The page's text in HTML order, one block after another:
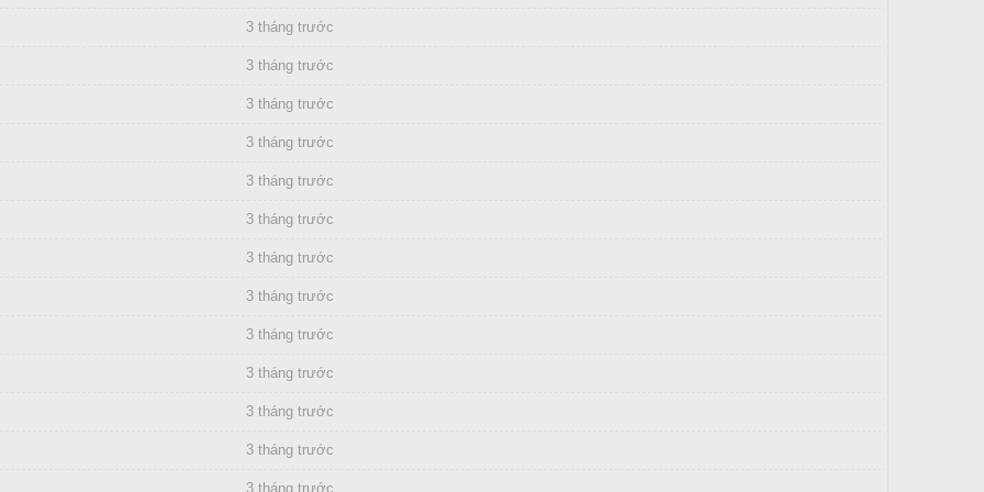
3 tháng trước
3 tháng trước
3 tháng trước
3 tháng trước
3 tháng trước
3 tháng trước
3 tháng trước
3 tháng trước
3 tháng trước
3 tháng trước
3 tháng trước
3 tháng trước
3 tháng trước